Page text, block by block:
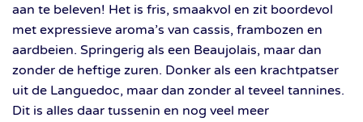
aan te beleven! Het is fris, smaakvol en zit boordevol
met expressieve aroma’s van cassis, frambozen en
aardbeien. Springerig als een Beaujolais, maar dan
zonder de heftige zuren. Donker als een krachtpatser
uit de Languedoc, maar dan zonder al teveel tannines.
Dit is alles daar tussenin en nog veel meer